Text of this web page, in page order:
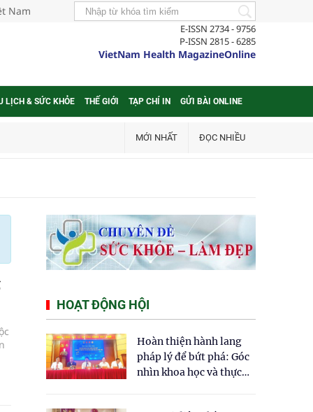
Nam
E-ISSN 2734 - 9756
P-ISSN 2815 - 6285
VietNam Health MagazineOnline
LỊCH & SỨC KHỎE THẾ GIỚI TẠP CHÍ IN GỬI BÀI ONLINE
MỚI NHẤT ĐỌC NHIỀU
HOẠT ĐỘNG HỘI
Hoàn thiện hành lang
pháp lý để bứt phá: Góc
nhìn khoa học và thực